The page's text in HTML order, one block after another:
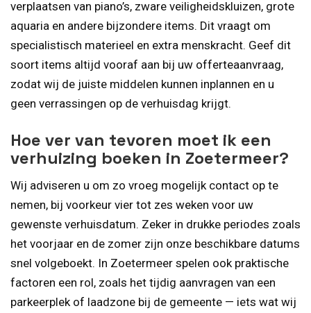
verplaatsen van piano’s, zware veiligheidskluizen, grote
aquaria en andere bijzondere items. Dit vraagt om
specialistisch materieel en extra menskracht. Geef dit
soort items altijd vooraf aan bij uw offerteaanvraag,
zodat wij de juiste middelen kunnen inplannen en u
geen verrassingen op de verhuisdag krijgt.
Hoe ver van tevoren moet ik een
verhuizing boeken in Zoetermeer?
Wij adviseren u om zo vroeg mogelijk contact op te
nemen, bij voorkeur vier tot zes weken voor uw
gewenste verhuisdatum. Zeker in drukke periodes zoals
het voorjaar en de zomer zijn onze beschikbare datums
snel volgeboekt. In Zoetermeer spelen ook praktische
factoren een rol, zoals het tijdig aanvragen van een
parkeerplek of laadzone bij de gemeente — iets wat wij